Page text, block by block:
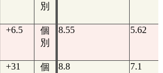
別
+6.5
個
別
8.55 5.62
+31
個
8.8 7.1